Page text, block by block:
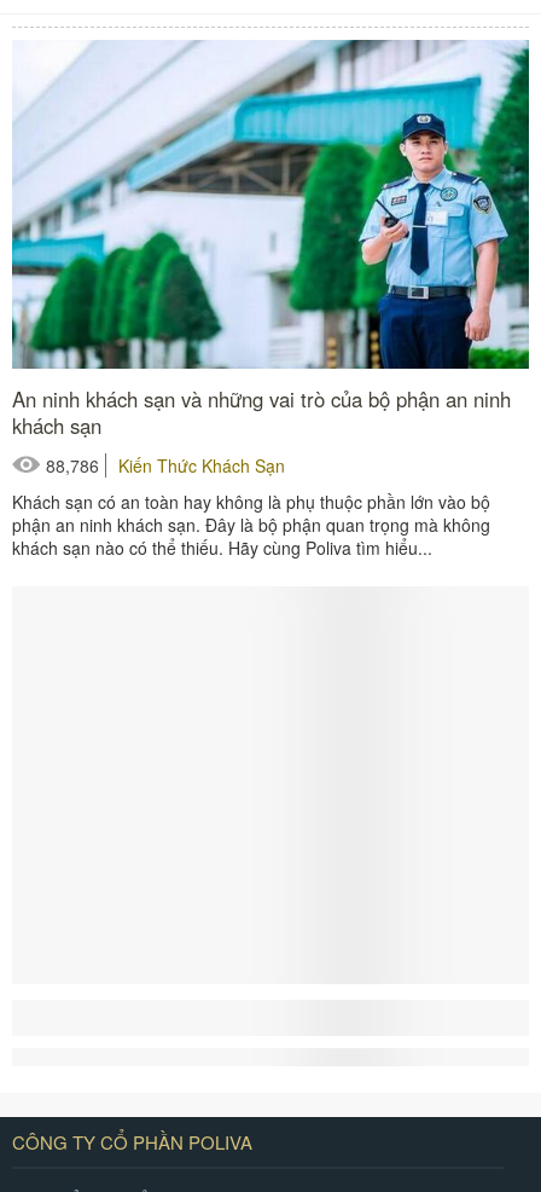
An ninh khách sạn và những vai trò của bộ phận an ninh
khách sạn
88,786
Kiến Thức Khách Sạn
Khách sạn có an toàn hay không là phụ thuộc phần lớn vào bộ
phận an ninh khách sạn. Đây là bộ phận quan trọng mà không
khách sạn nào có thể thiếu. Hãy cùng Poliva tìm hiểu...
CÔNG TY CỔ PHẦN POLIVA